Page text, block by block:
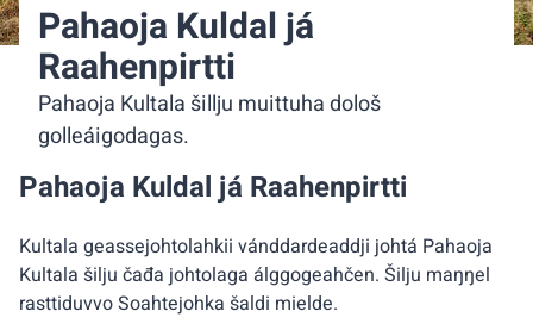
Pahaoja Kuldal já
Raahenpirtti
Pahaoja Kultala šillju muittuha dološ
golleáigodagas.
Pahaoja Kuldal já Raahenpirtti
Kultala geassejohtolahkii vánddardeaddji johtá Pahaoja
Kultala šilju čađa johtolaga álggogeahčen. Šilju maŋŋel
rasttiduvvo Soahtejohka šaldi mielde.